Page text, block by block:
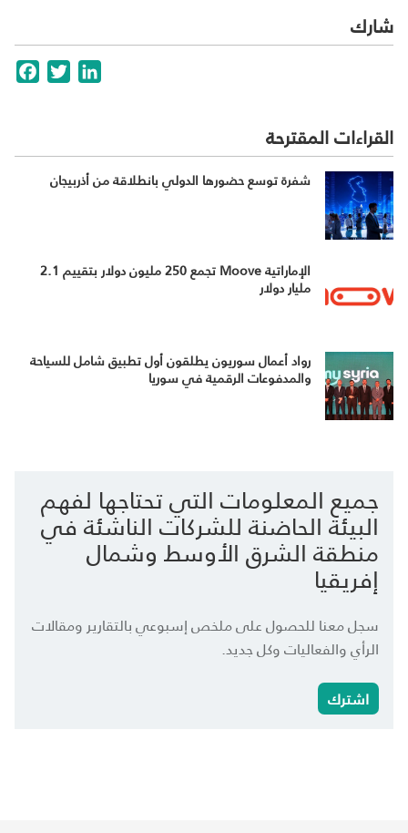
شارك
TwitterLinkedIn
القراءات المقترحة
شفرة توسع حضورها الدولي بانطلاقة من أذربيجان
الإماراتية Moove تجمع 250 مليون دولار بتقييم 2.1
مليار دولار
رواد أعمال سوريون يطلقون أول تطبيق شامل للسياحة
والمدفوعات الرقمية في سوريا
جميع المعلومات التي تحتاجها لفهم
البيئة الحاضنة للشركات الناشئة في
منطقة الشرق الأوسط وشمال
إفريقيا
سجل معنا للحصول على ملخص إسبوعي بالتقارير ومقالات
الرأي والفعاليات وكل جديد.
اشترك